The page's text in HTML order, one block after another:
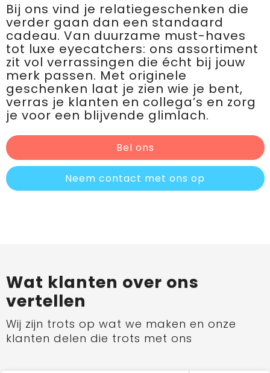
Bij ons vind je relatiegeschenken die
verder gaan dan een standaard
cadeau. Van duurzame must-haves
tot luxe eyecatchers: ons assortiment
zit vol verrassingen die écht bij jouw
merk passen. Met originele
geschenken laat je zien wie je bent,
verras je klanten en collega’s en zorg
je voor een blijvende glimlach.
Bel ons
Neem contact met ons op
Wat klanten over ons
vertellen
Wij zijn trots op wat we maken en onze
klanten delen die trots met ons